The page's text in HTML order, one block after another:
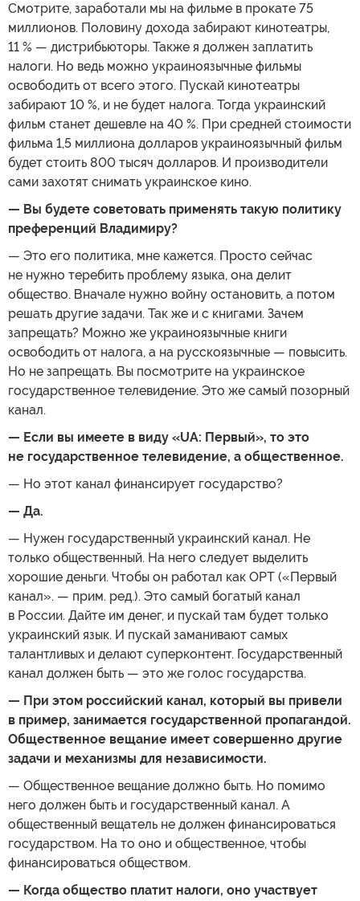
Смотрите, заработали мы на фильме в прокате 75
миллионов. Половину дохода забирают кинотеатры,
11 % — дистрибьюторы. Также я должен заплатить
налоги. Но ведь можно украиноязычные фильмы
освободить от всего этого. Пускай кинотеатры
забирают 10 %, и не будет налога. Тогда украинский
фильм станет дешевле на 40 %. При средней стоимости
фильма 1,5 миллиона долларов украиноязычный фильм
будет стоить 800 тысяч долларов. И производители
сами захотят снимать украинское кино.
— Вы будете советовать применять такую политику
преференций Владимиру?
— Это его политика, мне кажется. Просто сейчас
не нужно теребить проблему языка, она делит
общество. Вначале нужно войну остановить, а потом
решать другие задачи. Так же и с книгами. Зачем
запрещать? Можно же украиноязычные книги
освободить от налога, а на русскоязычные — повысить.
Но не запрещать. Вы посмотрите на украинское
государственное телевидение. Это же самый позорный
канал.
— Если вы имеете в виду «UA: Первый», то это
не государственное телевидение, а общественное.
— Но этот канал финансирует государство?
— Да.
— Нужен государственный украинский канал. Не
только общественный. На него следует выделить
хорошие деньги. Чтобы он работал как ОРТ («Первый
канал». — прим. ред.). Это самый богатый канал
в России. Дайте им денег, и пускай там будет только
украинский язык. И пускай заманивают самых
талантливых и делают суперконтент. Государственный
канал должен быть — это же голос государства.
— При этом российский канал, который вы привели
в пример, занимается государственной пропагандой.
Общественное вещание имеет совершенно другие
задачи и механизмы для независимости.
— Общественное вещание должно быть. Но помимо
него должен быть и государственный канал. А
общественный вещатель не должен финансироваться
государством. На то оно и общественное, чтобы
финансироваться обществом.
— Когда общество платит налоги, оно участвует